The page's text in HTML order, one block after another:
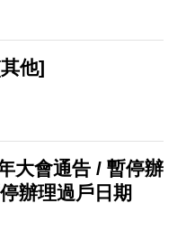
他]
大會通告 / 暫停辦
辦理過戶日期